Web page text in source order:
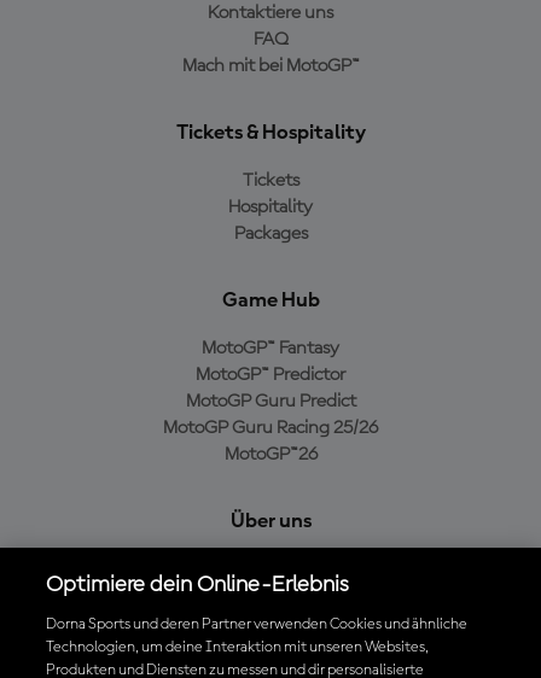
Kontaktiere uns
FAQ
Mach mit bei MotoGP™
Tickets & Hospitality
Tickets
Hospitality
Packages
Game Hub
MotoGP™ Fantasy
MotoGP™ Predictor
MotoGP Guru Predict
MotoGP Guru Racing 25/26
MotoGP™26
Über uns
Cookie-Richtlinien
Geschäftsbedingungen
Datenschutzrichtlinien
Optimiere dein Online-Erlebnis
Dorna Sports und deren Partner verwenden Cookies und ähnliche
Technologien, um deine Interaktion mit unseren Websites,
Produkten und Diensten zu messen und dir personalisierte